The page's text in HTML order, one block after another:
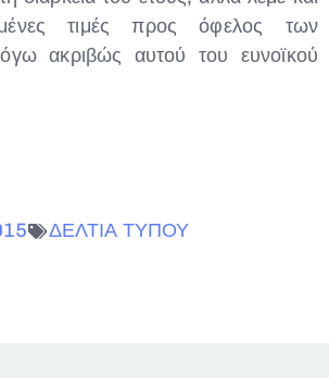
τιμές προς όφελος των
ακριβώς αυτού του ευνοϊκού
ΔΕΛΤΙΑ ΤΥΠΟΥ